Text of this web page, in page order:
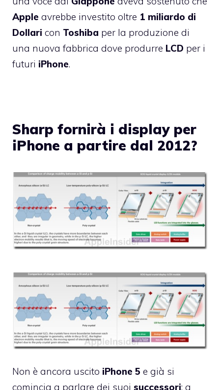
Apple avrebbe investito oltre 1 miliardo di
Dollari con Toshiba per la produzione di
una nuova fabbrica dove produrre LCD per i
futuri iPhone.
Sharp fornirà i display per
iPhone a partire dal 2012?
Non è ancora uscito iPhone 5 e già si
comincia a parlare dei suoi successori; a